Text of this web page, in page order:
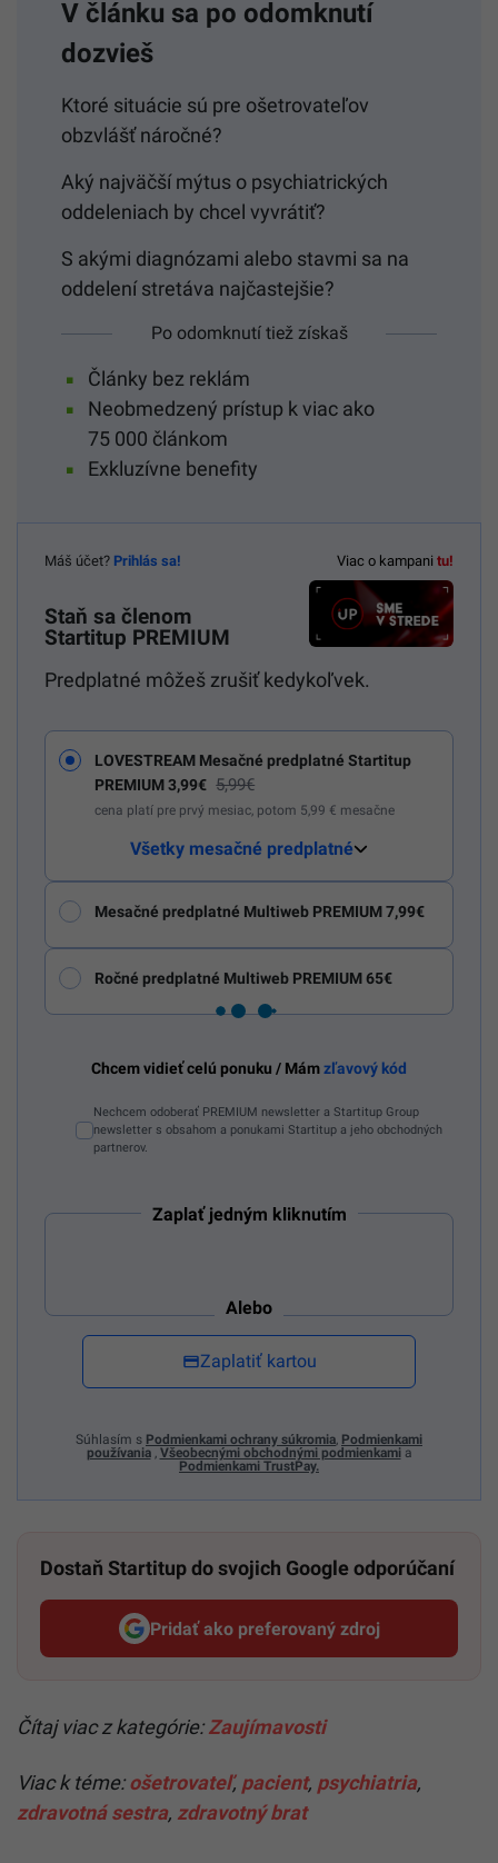
V článku sa po odomknutí
dozvieš
Ktoré situácie sú pre ošetrovateľov
obzvlášť náročné?
Aký najväčší mýtus o psychiatrických
oddeleniach by chcel vyvrátiť?
S akými diagnózami alebo stavmi sa na
oddelení stretáva najčastejšie?
Po odomknutí tiež získaš
Články bez reklám
Neobmedzený prístup k viac ako
75 000 článkom
Exkluzívne benefity
Viac o kampani tu!
Máš účet? Prihlás sa!
Staň sa členom
Startitup PREMIUM
Predplatné môžeš zrušiť kedykoľvek.
LOVESTREAM Mesačné predplatné Startitup
PREMIUM 3,99€ 5,99€
cena platí pre prvý mesiac, potom 5,99 € mesačne
Všetky mesačné predplatné
Mesačné predplatné Multiweb PREMIUM 7,99€
Ročné predplatné Multiweb PREMIUM 65€
Chcem vidieť celú ponuku / Mámzľavový kód
Nechcem odoberať PREMIUM newsletter a Startitup Group
newsletter s obsahom a ponukami Startitup a jeho obchodných
partnerov.
Zaplať jedným kliknutím
Alebo
Zaplatiť kartou
Súhlasím s Podmienkami ochrany súkromia, Podmienkami
používania, Všeobecnými obchodnými podmienkami a
Podmienkami TrustPay.
Dostaň Startitup do svojich Google odporúčaní
Pridať ako preferovaný zdroj
Startitup, odkaz sa otvorí v
Čítaj viac z kategórie:Zaujímavosti
Viac k téme:ošetrovateľ, pacient, psychiatria,
zdravotná sestra, zdravotný brat